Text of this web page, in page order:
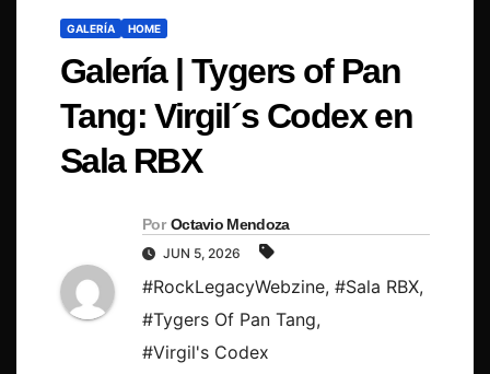
GALERÍA HOME
Galería | Tygers of Pan
Tang: Virgil´s Codex en
Sala RBX
Por Octavio Mendoza
JUN 5, 2026
#RockLegacyWebzine, #Sala RBX,
#Tygers Of Pan Tang,
#Virgil's Codex